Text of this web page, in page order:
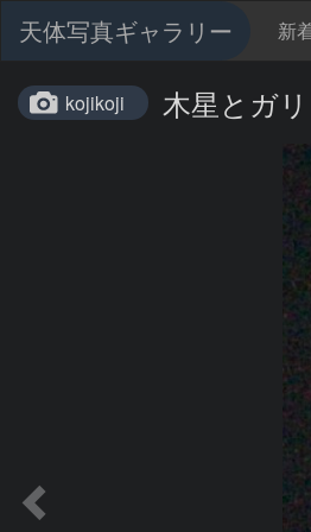
天体写真ギャラリー 新
kojikoji 木星とガ